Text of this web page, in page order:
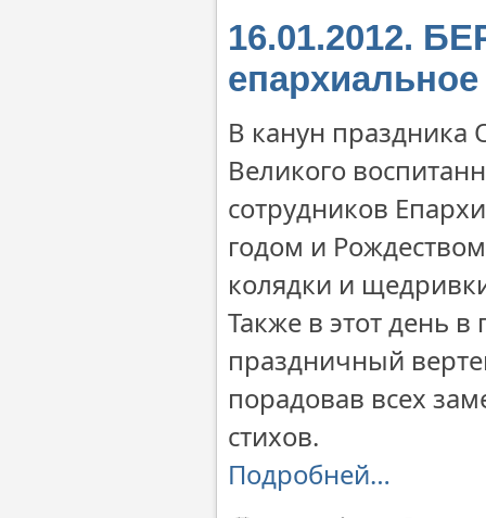
16.01.2012.
В канун праздника
Великого
сотрудников
годом и
колядки и
Также в этот день
праздничный
порадовав всех
стихов.
Подробней…